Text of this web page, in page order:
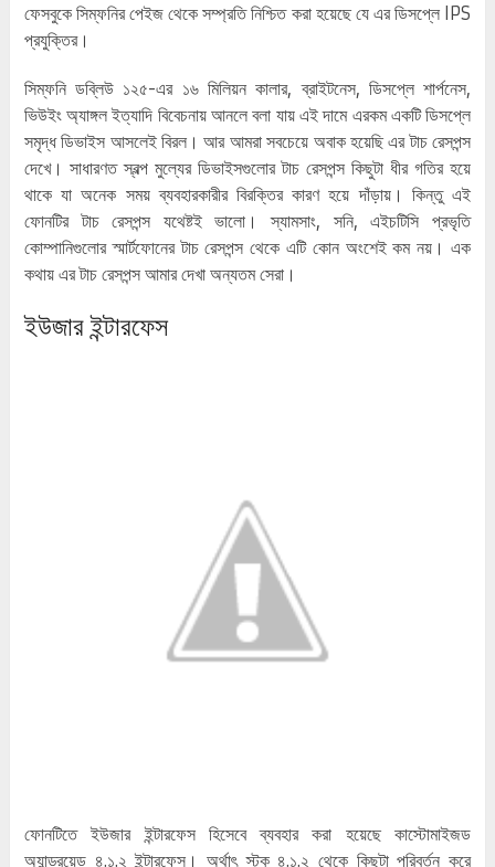
ফেসবুকে সিম্ফনির পেইজ থেকে সম্প্রতি নিশ্চিত করা হয়েছে যে এর ডিসপ্লে IPS
প্রযুক্তির।
সিম্ফনি ডব্লিউ ১২৫-এর ১৬ মিলিয়ন কালার, ব্রাইটনেস, ডিসপ্লে শার্পনেস,
ভিউইং অ্যাঙ্গল ইত্যাদি বিবেচনায় আনলে বলা যায় এই দামে এরকম একটি ডিসপ্লে
সমৃদ্ধ ডিভাইস আসলেই বিরল। আর আমরা সবচেয়ে অবাক হয়েছি এর টাচ রেসপন্স
দেখে। সাধারণত স্বল্প মুল্যের ডিভাইসগুলোর টাচ রেসপন্স কিছুটা ধীর গতির হয়ে
থাকে যা অনেক সময় ব্যবহারকারীর বিরক্তির কারণ হয়ে দাঁড়ায়। কিন্তু এই
ফোনটির টাচ রেসপন্স যথেষ্টই ভালো। স্যামসাং, সনি, এইচটিসি প্রভৃতি
কোম্পানিগুলোর স্মার্টফোনের টাচ রেসপন্স থেকে এটি কোন অংশেই কম নয়। এক
কথায় এর টাচ রেসপন্স আমার দেখা অন্যতম সেরা।
ইউজার ইন্টারফেস
ফোনটিতে ইউজার ইন্টারফেস হিসেবে ব্যবহার করা হয়েছে কাস্টোমাইজড
অ্যান্ড্রয়েড ৪.১.২ ইন্টারফেস। অর্থাৎ স্টক ৪.১.২ থেকে কিছুটা পরিবর্তন করে